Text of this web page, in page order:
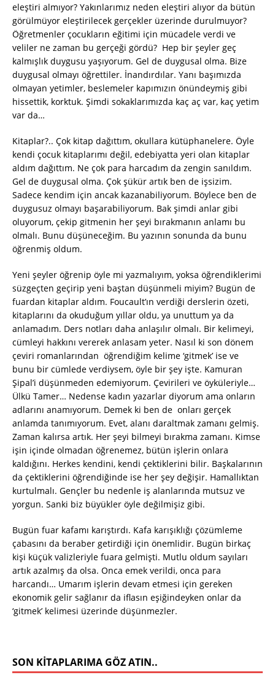
eleştiri almıyor? Yakınlarımız neden eleştiri alıyor da bütün
görülmüyor eleştirilecek gerçekler üzerinde durulmuyor?
Öğretmenler çocukların eğitimi için mücadele verdi ve
veliler ne zaman bu gerçeği gördü? Hep bir şeyler geç
kalmışlık duygusu yaşıyorum. Gel de duygusal olma. Bize
duygusal olmayı öğrettiler. İnandırdılar. Yanı başımızda
olmayan yetimler, beslemeler kapımızın önündeymiş gibi
hissettik, korktuk. Şimdi sokaklarımızda kaç aç var, kaç yetim
var da…
Kitaplar?.. Çok kitap dağıttım, okullara kütüphanelere. Öyle
kendi çocuk kitaplarımı değil, edebiyatta yeri olan kitaplar
aldım dağıttım. Ne çok para harcadım da zengin sanıldım.
Gel de duygusal olma. Çok şükür artık ben de işsizim.
Sadece kendim için ancak kazanabiliyorum. Böylece ben de
duygusuz olmayı başarabiliyorum. Bak şimdi anlar gibi
oluyorum, çekip gitmenin her şeyi bırakmanın anlamı bu
olmalı. Bunu düşüneceğim. Bu yazının sonunda da bunu
öğrenmiş oldum.
Yeni şeyler öğrenip öyle mi yazmalıyım, yoksa öğrendiklerimi
süzgeçten geçirip yeni baştan düşünmeli miyim? Bugün de
fuardan kitaplar aldım. Foucault’ın verdiği derslerin özeti,
kitaplarını da okuduğum yıllar oldu, ya unuttum ya da
anlamadım. Ders notları daha anlaşılır olmalı. Bir kelimeyi,
cümleyi hakkını vererek anlasam yeter. Nasıl ki son dönem
çeviri romanlarından öğrendiğim kelime ‘gitmek’ ise ve
bunu bir cümlede verdiysem, öyle bir şey işte. Kamuran
Şipal’i düşünmeden edemiyorum. Çevirileri ve öyküleriyle…
Ülkü Tamer… Nedense kadın yazarlar diyorum ama onların
adlarını anamıyorum. Demek ki ben de onları gerçek
anlamda tanımıyorum. Evet, alanı daraltmak zamanı gelmiş.
Zaman kalırsa artık. Her şeyi bilmeyi bırakma zamanı. Kimse
işin içinde olmadan öğrenemez, bütün işlerin onlara
kaldığını. Herkes kendini, kendi çektiklerini bilir. Başkalarının
da çektiklerini öğrendiğinde ise her şey değişir. Hamallıktan
kurtulmalı. Gençler bu nedenle iş alanlarında mutsuz ve
yorgun. Sanki biz büyükler öyle değilmişiz gibi.
Bugün fuar kafamı karıştırdı. Kafa karışıklığı çözümleme
çabasını da beraber getirdiği için önemlidir. Bugün birkaç
kişi küçük valizleriyle fuara gelmişti. Mutlu oldum sayıları
artık azalmış da olsa. Onca emek verildi, onca para
harcandı… Umarım işlerin devam etmesi için gereken
ekonomik gelir sağlanır da iflasın eşiğindeyken onlar da
‘gitmek’ kelimesi üzerinde düşünmezler.
SON KITAPLARIMA GÖZ ATIN..